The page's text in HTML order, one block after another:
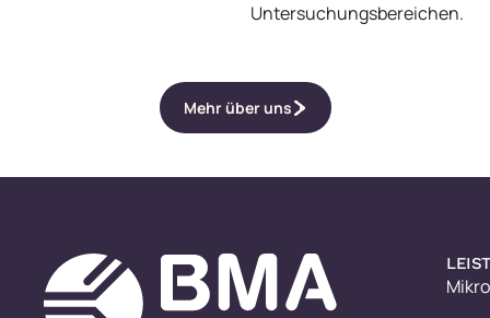
Untersuchungsbereichen.
Mehr über uns